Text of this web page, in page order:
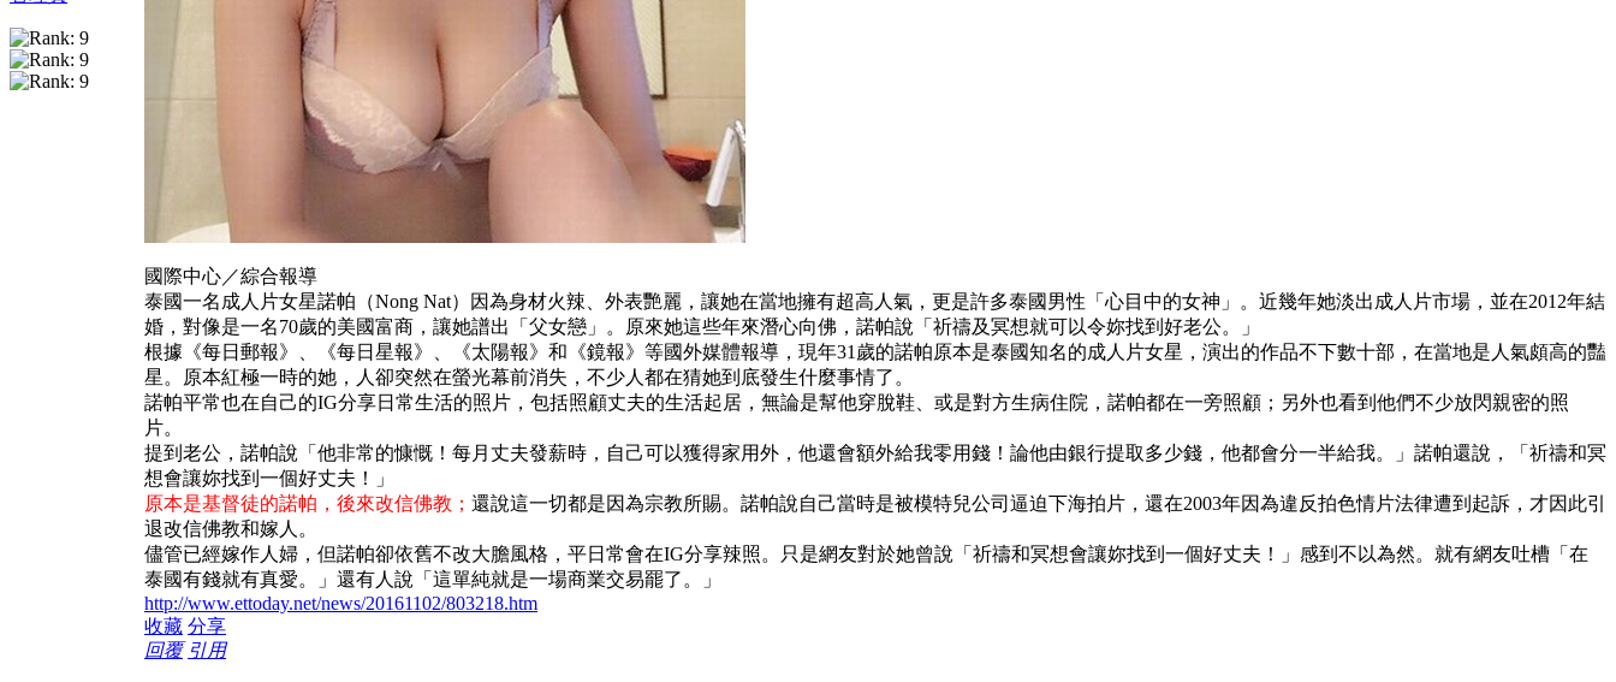
國際中心／綜合報導
泰國一名成人片女星諾帕（Nong Nat）因為身材火辣、外表艷麗，讓她在當地擁有超高人氣，更是許多泰國男性「心目中的女神」。近幾年她淡出成人片市場，並在2012年結
婚，對像是一名70歲的美國富商，讓她譜出「父女戀」。原來她這些年來潛心向佛，諾帕說「祈禱及冥想就可以令妳找到好老公。」
根據《每日郵報》、《每日星報》、《太陽報》和《鏡報》等國外媒體報導，現年31歲的諾帕原本是泰國知名的成人片女星，演出的作品不下數十部，在當地是人氣頗高的豔
星。原本紅極一時的她，人卻突然在螢光幕前消失，不少人都在猜她到底發生什麼事情了。
諾帕平常也在自己的IG分享日常生活的照片，包括照顧丈夫的生活起居，無論是幫他穿脫鞋、或是對方生病住院，諾帕都在一旁照顧；另外也看到他們不少放閃親密的照
片。
提到老公，諾帕說「他非常的慷慨！每月丈夫發薪時，自己可以獲得家用外，他還會額外給我零用錢！論他由銀行提取多少錢，他都會分一半給我。」諾帕還說，「祈禱和冥
想會讓妳找到一個好丈夫！」
原本是基督徒的諾帕，後來改信佛教； 還說這一切都是因為宗教所賜。諾帕說自己當時是被模特兒公司逼迫下海拍片，還在2003年因為違反拍色情片法律遭到起訴，才因此引
退改信佛教和嫁人。
儘管已經嫁作人婦，但諾帕卻依舊不改大膽風格，平日常會在IG分享辣照。只是網友對於她曾說「祈禱和冥想會讓妳找到一個好丈夫！」感到不以為然。就有網友吐槽「在
泰國有錢就有真愛。」還有人說「這單純就是一場商業交易罷了。」
http://www.ettoday.net/news/20161102/803218.htm
收藏 分享
回覆 引用